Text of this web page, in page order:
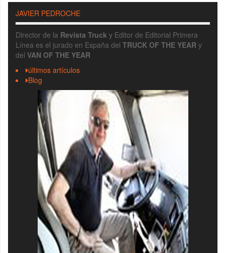
JAVIER PEDROCHE
Director de la Revista Truck y Editor de Editorial Primera
Línea es el jurado en España del TRUCK OF THE YEAR y
del VAN OF THE YEAR
últimos artículos
Blog